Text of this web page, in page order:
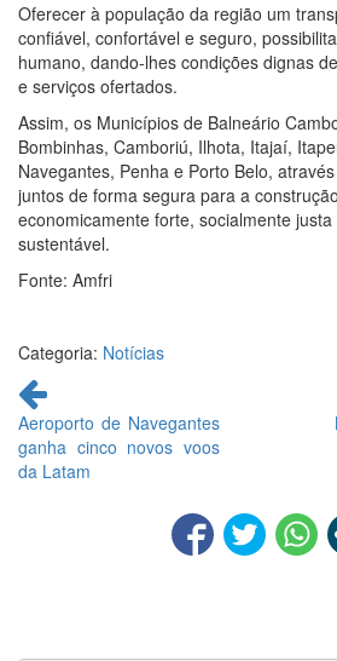
Oferecer à população da região um
confiável, confortável e seguro,
humano, dando-lhes condições dignas
e serviços ofertados.
Assim, os Municípios de Balneário
Bombinhas, Camboriú, Ilhota, Itajaí,
Navegantes, Penha e Porto Belo,
juntos de forma segura para a
economicamente forte, socialmente
sustentável.
Fonte: Amfri
Categoria: Notícias
Continue
lendo
Aeroporto de Navegantes
ganha cinco novos voos
da Latam